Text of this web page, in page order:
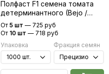
Полфаст F1 семена томата
детерминантного (Bejo /
Бейо)
От 5 шт — 725 руб
От 10 шт — 718 руб
Упаковка
Фракция семян